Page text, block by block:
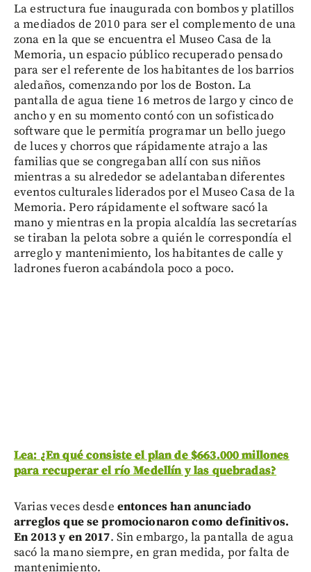
La estructura fue inaugurada con bombos y platillos
a mediados de 2010 para ser el complemento de una
zona en la que se encuentra el Museo Casa de la
Memoria, un espacio público recuperado pensado
para ser el referente de los habitantes de los barrios
aledaños, comenzando por los de Boston. La
pantalla de agua tiene 16 metros de largo y cinco de
ancho y en su momento contó con un sofisticado
software que le permitía programar un bello juego
de luces y chorros que rápidamente atrajo a las
familias que se congregaban allí con sus niños
mientras a su alrededor se adelantaban diferentes
eventos culturales liderados por el Museo Casa de la
Memoria. Pero rápidamente el software sacó la
mano y mientras en la propia alcaldía las secretarías
se tiraban la pelota sobre a quién le correspondía el
arreglo y mantenimiento, los habitantes de calle y
ladrones fueron acabándola poco a poco.
Lea: ¿En qué consiste el plan de $663.000 millones
para recuperar el río Medellín y las quebradas?
Varias veces desde entonces han anunciado
arreglos que se promocionaron como definitivos.
En 2013 y en 2017. Sin embargo, la pantalla de agua
sacó la mano siempre, en gran medida, por falta de
mantenimiento.